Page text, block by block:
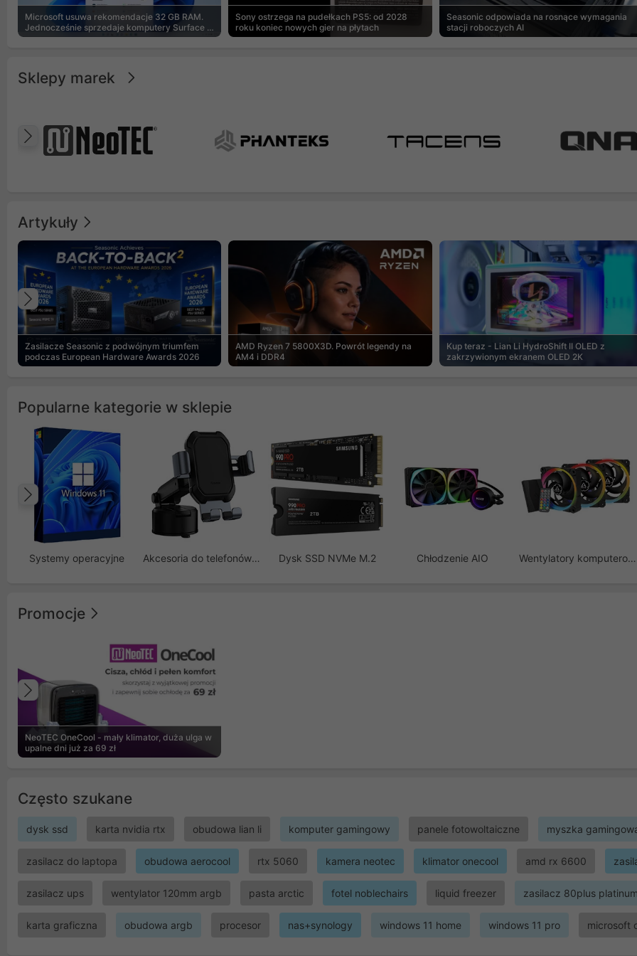
Microsoft usuwa rekomendacje 32 GB RAM.
Jednocześnie sprzedaje komputery Surface z
8 GB
Sony ostrzega na pudełkach PS5: od 2028
roku koniec nowych gier na płytach
Seasonic odpowiada na rosnące wymagania
stacji roboczych AI
Sklepy marek
Poprzedni
Artykuły
Zasilacze Seasonic z podwójnym triumfem
podczas European Hardware Awards 2026
AMD Ryzen 7 5800X3D. Powrót legendy na
AM4 i DDR4
Kup teraz - Lian Li HydroShift II OLED z
zakrzywionym ekranem OLED 2K
Poprzedni
Popularne kategorie w sklepie
Systemy operacyjne Akcesoria do telefonów GSM Dysk SSD NVMe M.2 Chłodzenie AIO Wentylatory komputerowe
Poprzedni
Promocje
NeoTEC OneCool - mały klimator, duża ulga w
upalne dni już za 69 zł
Poprzedni
Często szukane
dysk ssd karta nvidia rtx obudowa lian li komputer gamingowy panele fotowoltaiczne myszka
zasilacz do laptopa obudowa aerocool rtx 5060 kamera neotec klimator onecool amd rx 6600
zasilacz ups wentylator 120mm argb pasta arctic fotel noblechairs liquid freezer zasilacz 80plus platinum
karta graficzna obudowa argb procesor nas+synology windows 11 home windows 11 pro microsoft